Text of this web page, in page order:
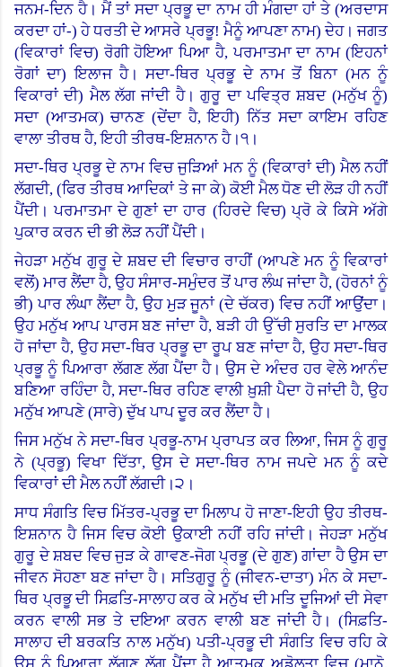
ਜਨਮ-ਦਿਨ ਹੈ। ਮੈਂ ਤਾਂ ਸਦਾ ਪ੍ਰਭੂ ਦਾ ਨਾਮ ਹੀ ਮੰਗਦਾ ਹਾਂ ਤੇ (ਅਰਦਾਸ
ਕਰਦਾ ਹਾਂ-)ਹੇ ਧਰਤੀ ਦੇ ਆਸਰੇ ਪ੍ਰਭੂ! ਮੈਨੂੰ ਆਪਣਾ ਨਾਮ)ਦੇਹ। ਜਗਤ
(ਵਿਕਾਰਾਂ ਵਿਚ) ਰੋਗੀ ਹੋਇਆ ਪਿਆ ਹੈ, ਪਰਮਾਤਮਾ ਦਾ ਨਾਮ (ਇਹਨਾਂ
ਰੋਗਾਂ ਦਾ) ਇਲਾਜ ਹੈ। ਸਦਾ-ਥਿਰ ਪ੍ਰਭੂ ਦੇ ਨਾਮ ਤੋਂ ਬਿਨਾ (ਮਨ ਨੂੰ
ਵਿਕਾਰਾਂ ਦੀ) ਮੈਲ ਲੱਗ ਜਾਂਦੀ ਹੈ। ਗੁਰੂ ਦਾ ਪਵਿਤ੍ਰ ਸ਼ਬਦ (ਮਨੁੱਖ ਨੂੰ)
ਸਦਾ (ਆਤਮਕ) ਚਾਨਣ (ਦੇਂਦਾ ਹੈ, ਇਹੀ) ਨਿੱਤ ਸਦਾ ਕਾਇਮ ਰਹਿਣ
ਵਾਲਾ ਤੀਰਥ ਹੈ, ਇਹੀ ਤੀਰਥ-ਇਸ਼ਨਾਨ ਹੈ।੧।
ਸਦਾ-ਥਿਰ ਪ੍ਰਭੂ ਦੇ ਨਾਮ ਵਿਚ ਜੁੜਿਆਂ ਮਨ ਨੂੰ (ਵਿਕਾਰਾਂ ਦੀ) ਮੈਲ ਨਹੀਂ
ਲੱਗਦੀ, (ਫਿਰ ਤੀਰਥ ਆਦਿਕਾਂ ਤੇ ਜਾ ਕੇ) ਕੋਈ ਮੈਲ ਧੋਣ ਦੀ ਲੋੜ ਹੀ ਨਹੀਂ
ਪੈਂਦੀ। ਪਰਮਾਤਮਾ ਦੇ ਗੁਣਾਂ ਦਾ ਹਾਰ (ਹਿਰਦੇ ਵਿਚ) ਪ੍ਰੋ ਕੇ ਕਿਸੇ ਅੱਗੇ
ਪੁਕਾਰ ਕਰਨ ਦੀ ਭੀ ਲੋੜ ਨਹੀਂ ਪੈਂਦੀ।
ਜੇਹੜਾ ਮਨੁੱਖ ਗੁਰੂ ਦੇ ਸ਼ਬਦ ਦੀ ਵਿਚਾਰ ਰਾਹੀਂ (ਆਪਣੇ ਮਨ ਨੂੰ ਵਿਕਾਰਾਂ
ਵਲੋਂ) ਮਾਰ ਲੈਂਦਾ ਹੈ, ਉਹ ਸੰਸਾਰ-ਸਮੁੰਦਰ ਤੋਂ ਪਾਰ ਲੰਘ ਜਾਂਦਾ ਹੈ, (ਹੋਰਨਾਂ ਨੂੰ
ਭੀ) ਪਾਰ ਲੰਘਾ ਲੈਂਦਾ ਹੈ, ਉਹ ਮੁੜ ਜੂਨਾਂ (ਦੇ ਚੱਕਰ)ਵਿਚ ਨਹੀਂ ਆਉਂਦਾ।
ਉਹ ਮਨੁੱਖ ਆਪ ਪਾਰਸ ਬਣ ਜਾਂਦਾ ਹੈ, ਬੜੀ ਹੀ ਉੱਚੀ ਸੁਰਤਿ ਦਾ ਮਾਲਕ
ਹੋ ਜਾਂਦਾ ਹੈ, ਉਹ ਸਦਾ-ਥਿਰ ਪ੍ਰਭੂ ਦਾ ਰੂਪ ਬਣ ਜਾਂਦਾ ਹੈ, ਉਹ ਸਦਾ-ਥਿਰ
ਪ੍ਰਭੂ ਨੂੰ ਪਿਆਰਾ ਲੱਗਣ ਲੱਗ ਪੈਂਦਾ ਹੈ। ਉਸ ਦੇ ਅੰਦਰ ਹਰ ਵੇਲੇ ਆਨੰਦ
ਬਣਿਆ ਰਹਿੰਦਾ ਹੈ, ਸਦਾ-ਥਿਰ ਰਹਿਣ ਵਾਲੀ ਖ਼ੁਸ਼ੀ ਪੈਦਾ ਹੋ ਜਾਂਦੀ ਹੈ, ਉਹ
ਮਨੁੱਖ ਆਪਣੇ (ਸਾਰੇ) ਦੁੱਖ ਪਾਪ ਦੂਰ ਕਰ ਲੈਂਦਾ ਹੈ।
ਜਿਸ ਮਨੁੱਖ ਨੇ ਸਦਾ-ਥਿਰ ਪ੍ਰਭੂ-ਨਾਮ ਪ੍ਰਾਪਤ ਕਰ ਲਿਆ, ਜਿਸ ਨੂੰ ਗੁਰੂ
ਨੇ (ਪ੍ਰਭੂ) ਵਿਖਾ ਦਿੱਤਾ, ਉਸ ਦੇ ਸਦਾ-ਥਿਰ ਨਾਮ ਜਪਦੇ ਮਨ ਨੂੰ ਕਦੇ
ਵਿਕਾਰਾਂ ਦੀ ਮੈਲ ਨਹੀਂ ਲੱਗਦੀ।੨।
ਸਾਧ ਸੰਗਤਿ ਵਿਚ ਮਿੱਤਰ-ਪ੍ਰਭੂ ਦਾ ਮਿਲਾਪ ਹੋ ਜਾਣਾ-ਇਹੀ ਉਹ ਤੀਰਥ-
ਇਸ਼ਨਾਨ ਹੈ ਜਿਸ ਵਿਚ ਕੋਈ ਉਕਾਈ ਨਹੀਂ ਰਹਿ ਜਾਂਦੀ। ਜੇਹੜਾ ਮਨੁੱਖ
ਗੁਰੂ ਦੇ ਸ਼ਬਦ ਵਿਚ ਜੁੜ ਕੇ ਗਾਵਣ-ਜੋਗ ਪ੍ਰਭੂ (ਦੇ ਗੁਣ) ਗਾਂਦਾ ਹੈ ਉਸ ਦਾ
ਜੀਵਨ ਸੋਹਣਾ ਬਣ ਜਾਂਦਾ ਹੈ। ਸਤਿਗੁਰੂ ਨੂੰ (ਜੀਵਨ-ਦਾਤਾ) ਮੰਨ ਕੇ ਸਦਾ-
ਥਿਰ ਪ੍ਰਭੂ ਦੀ ਸਿਫ਼ਤਿ-ਸਾਲਾਹ ਕਰ ਕੇ ਮਨੁੱਖ ਦੀ ਮਤਿ ਦੂਜਿਆਂ ਦੀ ਸੇਵਾ
ਕਰਨ ਵਾਲੀ ਸਭ ਤੇ ਦਇਆ ਕਰਨ ਵਾਲੀ ਬਣ ਜਾਂਦੀ ਹੈ। (ਸਿਫ਼ਤਿ-
ਸਾਲਾਹ ਦੀ ਬਰਕਤਿ ਨਾਲ ਮਨੁੱਖ) ਪਤੀ-ਪ੍ਰਭੂ ਦੀ ਸੰਗਤਿ ਵਿਚ ਰਹਿ ਕੇ
ਉਸ ਨੂੰ ਪਿਆਰਾ ਲੱਗਣ ਲੱਗ ਪੈਂਦਾ ਹੈ ਆਤਮਕ ਅਡੋਲਤਾ ਵਿਚ (ਮਾਨੋ,